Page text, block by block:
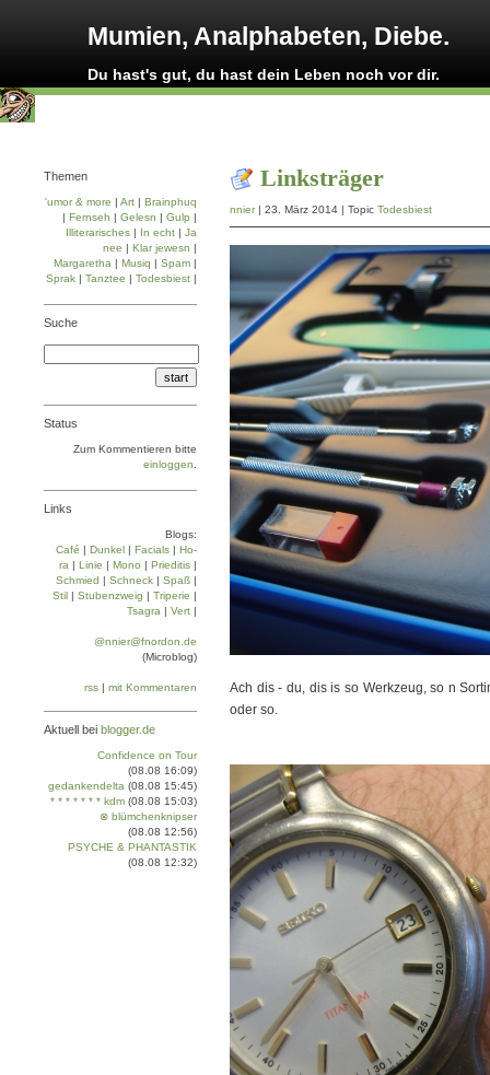
Mumien, Analphabeten, Diebe.
Du hast's gut, du hast dein Leben noch vor dir.
Linksträger
nnier| 23. März 2014 | Topic Todesbiest
Ach dis - du, dis is so Werkzeug, so n
oder so.
Themen
'umor & more | Art | Brainphuq
| Fernseh | Gelesn | Gulp |
Illiterarisches | In echt | Ja
nee | Klar jewesn |
Margaretha | Musiq | Spam |
Sprak | Tanztee | Todesbiest |
Suche
Status
Zum Kommentieren bitte
einloggen
Links
Blogs:
Café | Dun­kel | Facials | Ho­
ra | Linie | Mo­no | Prie­di­tis |
Schmied | Schneck | Spaß |
Stil | Stu­ben­zweig | Tri­pe­rie |
Tsa­gra | Vert |
@nnier@fnordon.de
(Microblog)
rss | mit Kommentaren
Aktuell bei blogger.de
Confidence on Tour
(08.08 16:09)
gedankendelta (08.08 15:45)
* * * * * * * kdm (08.08 15:03)
⊗ blümchenknipser
(08.08 12:56)
PSYCHE & PHANTASTIK
(08.08 12:32)